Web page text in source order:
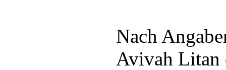
Nach
Avivah Litan